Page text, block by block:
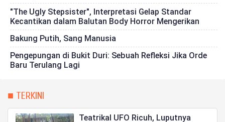
"The Ugly Stepsister", Interpretasi Gelap Standar
Kecantikan dalam Balutan Body Horror Mengerikan
Bakung Putih, Sang Manusia
Pengepungan di Bukit Duri: Sebuah Refleksi Jika Orde
Baru Terulang Lagi
■ TERKINI
Teatrikal UFO Ricuh, Luputnya